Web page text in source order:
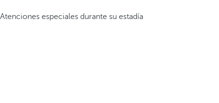
Atenciones especiales durante su estadía